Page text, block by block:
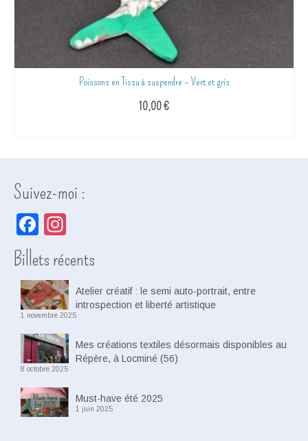
Poissons en Tissu à suspendre – Vert et gris
10,00€
Suivez-moi :
Facebook
Billets récents
Atelier créatif : le semi auto-portrait, entre
introspection et liberté artistique
1 novembre 2025
Mes créations textiles désormais disponibles au
Répère, à Locminé (56)
8 octobre 2025
Must-have été 2025
1 juin 2025